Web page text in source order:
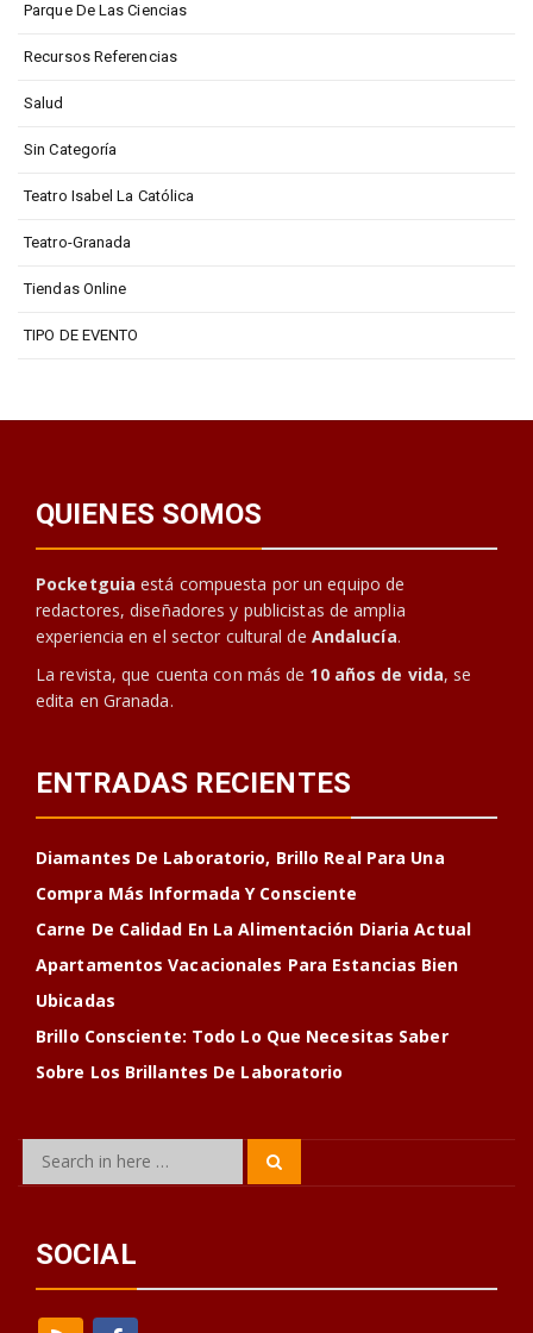
Parque De Las Ciencias
Recursos Referencias
Salud
Sin Categoría
Teatro Isabel La Católica
Teatro-Granada
Tiendas Online
TIPO DE EVENTO
QUIENES SOMOS
Pocketguia está compuesta por un equipo de
redactores, diseñadores y publicistas de amplia
experiencia en el sector cultural de Andalucía.
La revista, que cuenta con más de 10 años de vida, se
edita en Granada.
ENTRADAS RECIENTES
Diamantes De Laboratorio, Brillo Real Para Una
Compra Más Informada Y Consciente
Carne De Calidad En La Alimentación Diaria Actual
Apartamentos Vacacionales Para Estancias Bien
Ubicadas
Brillo Consciente: Todo Lo Que Necesitas Saber
Sobre Los Brillantes De Laboratorio
Search
SOCIAL